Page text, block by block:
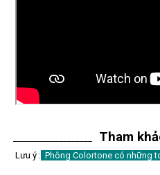
Tham
Lưu ý : Phông Colortone có những